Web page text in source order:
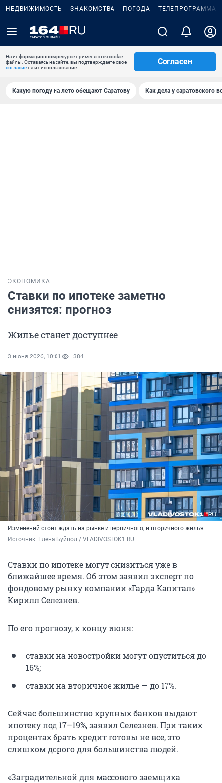
НЕДВИЖИМОСТЬ ЗНАКОМСТВА ПОГОДА ТЕЛЕПРОГРАММА
На информационном ресурсе применяются cookie-
файлы. Оставаясь на сайте, вы подтверждаете свое
согласиена их использование.
Согласен
Какую погоду на лето обещают Саратову Как дела у саратовского
ЭКОНОМИКА
Ставки по ипотеке заметно
снизятся: прогноз
Жилье станет доступнее
3 июня 2026, 10:01 384
Изменений стоит ждать на рынке и первичного, и вторичного жилья
Источник: Елена Буйвол / VLADIVOSTOK1.RU
Ставки по ипотеке могут снизиться уже в
ближайшее время. Об этом заявил эксперт по
фондовому рынку компании «Гарда Капитал»
Кирилл Селезнев.
По его прогнозу, к концу июня:
ставки на новостройки могут опуститься до
16%;
ставки на вторичное жилье — до 17%.
Сейчас большинство крупных банков выдают
ипотеку под 17–19%, заявил Селезнев. При таких
процентах брать кредит готовы не все, это
слишком дорого для большинства людей.
«Заградительной для массового заемщика